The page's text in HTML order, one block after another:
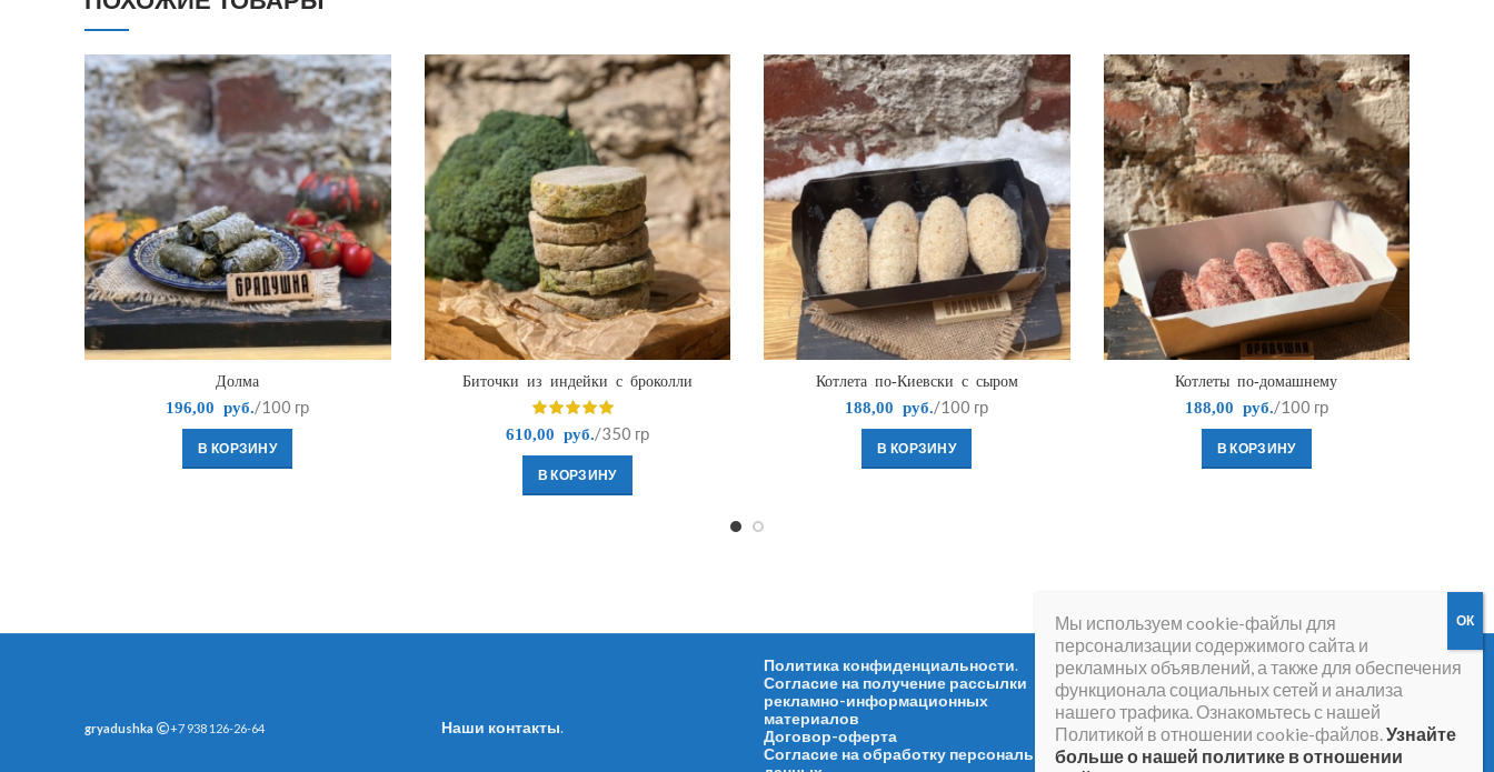
Долма
196,00 руб. /100 гр
В КОРЗИНУ
Биточки из индейки с броколли
610,00 руб. /350 гр
В КОРЗИНУ
Котлета по-Киевски с сыром
188,00 руб. /100 гр
В КОРЗИНУ
Котлеты по-домашнему
188,00 руб. /100 гр
В КОРЗИНУ
gryadushka +7 938 126-26-64 Наши контакты.
Политика конфиденциальности.
Согласие на получение рассылки
рекламно-информационных
материалов
Договор-оферта
Согласие на обработку персональных
Вопросы и ответы.
Мы используем cookie-файлы для
персонализации содержимого сайта и
рекламных объявлений, а также для обеспечения
функционала социальных сетей и анализа
нашего трафика. Ознакомьтесь с нашей
Политикой в отношении cookie-файлов.Узнайте
больше о нашей политике в отношении